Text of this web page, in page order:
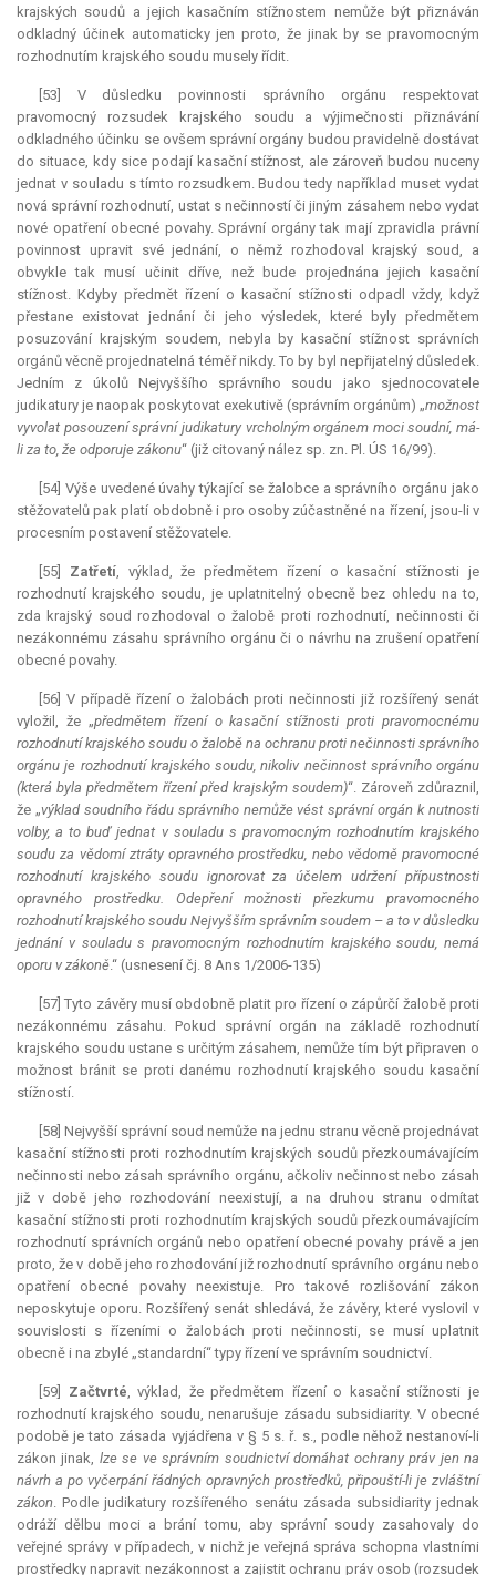
krajských soudů a jejich kasačním stížnostem nemůže být přiznáván
odkladný účinek automaticky jen proto, že jinak by se pravomocným
rozhodnutím krajského soudu musely řídit.
[53] V důsledku povinnosti správního orgánu respektovat
pravomocný rozsudek krajského soudu a výjimečnosti přiznávání
odkladného účinku se ovšem správní orgány budou pravidelně dostávat
do situace, kdy sice podají kasační stížnost, ale zároveň budou nuceny
jednat v souladu s tímto rozsudkem. Budou tedy například muset vydat
nová správní rozhodnutí, ustat s nečinností či jiným zásahem nebo vydat
nové opatření obecné povahy. Správní orgány tak mají zpravidla právní
povinnost upravit své jednání, o němž rozhodoval krajský soud, a
obvykle tak musí učinit dříve, než bude projednána jejich kasační
stížnost. Kdyby předmět řízení o kasační stížnosti odpadl vždy, když
přestane existovat jednání či jeho výsledek, které byly předmětem
posuzování krajským soudem, nebyla by kasační stížnost správních
orgánů věcně projednatelná téměř nikdy. To by byl nepřijatelný důsledek.
Jedním z úkolů Nejvyššího správního soudu jako sjednocovatele
judikatury je naopak poskytovat exekutivě (správním orgánům) „možnost
vyvolat posouzení správní judikatury vrcholným orgánem moci soudní, má-
li za to, že odporuje zákonu“ (již citovaný nález sp. zn. Pl. ÚS 16/99).
[54] Výše uvedené úvahy týkající se žalobce a správního orgánu jako
stěžovatelů pak platí obdobně i pro osoby zúčastněné na řízení, jsou-li v
procesním postavení stěžovatele.
[55] Zatřetí, výklad, že předmětem řízení o kasační stížnosti je
rozhodnutí krajského soudu, je uplatnitelný obecně bez ohledu na to,
zda krajský soud rozhodoval o žalobě proti rozhodnutí, nečinnosti či
nezákonnému zásahu správního orgánu či o návrhu na zrušení opatření
obecné povahy.
[56] V případě řízení o žalobách proti nečinnosti již rozšířený senát
vyložil, že „předmětem řízení o kasační stížnosti proti pravomocnému
rozhodnutí krajského soudu o žalobě na ochranu proti nečinnosti správního
orgánu je rozhodnutí krajského soudu, nikoliv nečinnost správního orgánu
(která byla předmětem řízení před krajským soudem)“. Zároveň zdůraznil,
že „výklad soudního řádu správního nemůže vést správní orgán k nutnosti
volby, a to buď jednat v souladu s pravomocným rozhodnutím krajského
soudu za vědomí ztráty opravného prostředku, nebo vědomě pravomocné
rozhodnutí krajského soudu ignorovat za účelem udržení přípustnosti
opravného prostředku. Odepření možnosti přezkumu pravomocného
rozhodnutí krajského soudu Nejvyšším správním soudem – a to v důsledku
jednání v souladu s pravomocným rozhodnutím krajského soudu, nemá
oporu v zákoně.“ (usnesení čj. 8 Ans 1/2006-135)
[57] Tyto závěry musí obdobně platit pro řízení o zápůrčí žalobě proti
nezákonnému zásahu. Pokud správní orgán na základě rozhodnutí
krajského soudu ustane s určitým zásahem, nemůže tím být připraven o
možnost bránit se proti danému rozhodnutí krajského soudu kasační
stížností.
[58] Nejvyšší správní soud nemůže na jednu stranu věcně projednávat
kasační stížnosti proti rozhodnutím krajských soudů přezkoumávajícím
nečinnosti nebo zásah správního orgánu, ačkoliv nečinnost nebo zásah
již v době jeho rozhodování neexistují, a na druhou stranu odmítat
kasační stížnosti proti rozhodnutím krajských soudů přezkoumávajícím
rozhodnutí správních orgánů nebo opatření obecné povahy právě a jen
proto, že v době jeho rozhodování již rozhodnutí správního orgánu nebo
opatření obecné povahy neexistuje. Pro takové rozlišování zákon
neposkytuje oporu. Rozšířený senát shledává, že závěry, které vyslovil v
souvislosti s řízeními o žalobách proti nečinnosti, se musí uplatnit
obecně i na zbylé „standardní“ typy řízení ve správním soudnictví.
[59] Začtvrté, výklad, že předmětem řízení o kasační stížnosti je
rozhodnutí krajského soudu, nenarušuje zásadu subsidiarity. V obecné
podobě je tato zásada vyjádřena v § 5 s. ř. s., podle něhož nestanoví-li
zákon jinak, lze se ve správním soudnictví domáhat ochrany práv jen na
návrh a po vyčerpání řádných opravných prostředků, připouští-li je zvláštní
zákon. Podle judikatury rozšířeného senátu zásada subsidiarity jednak
odráží dělbu moci a brání tomu, aby správní soudy zasahovaly do
veřejné správy v případech, v nichž je veřejná správa schopna vlastními
prostředky napravit nezákonnost a zajistit ochranu práv osob (rozsudek